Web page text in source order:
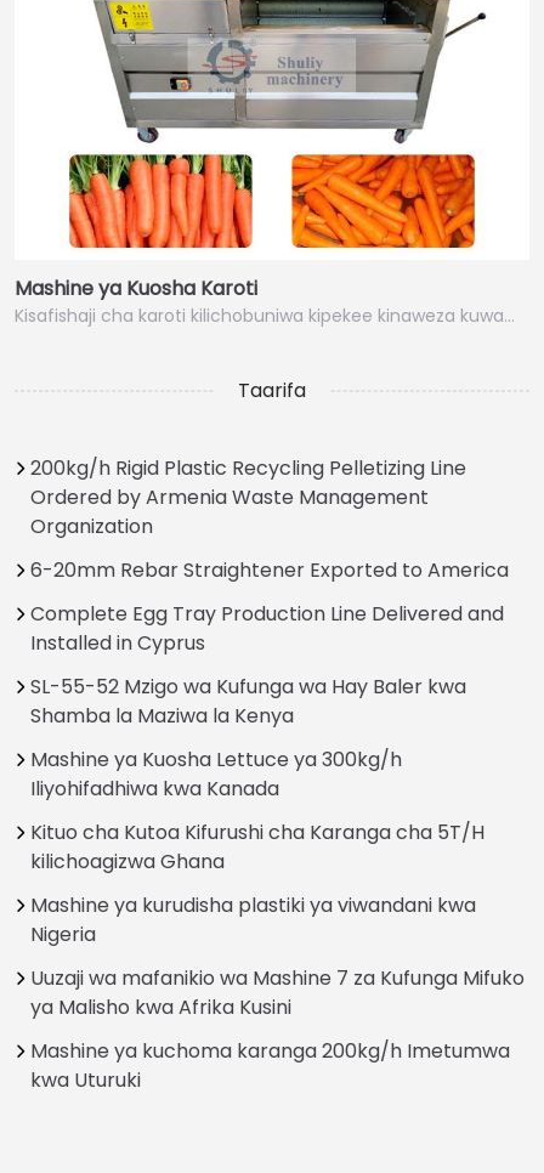
Mashine ya Kuosha Karoti
Kisafishaji cha karoti kilichobuniwa kipekee kinaweza kuwa…
Taarifa
200kg/h Rigid Plastic Recycling Pelletizing Line
Ordered by Armenia Waste Management
Organization
6-20mm Rebar Straightener Exported to America
Complete Egg Tray Production Line Delivered and
Installed in Cyprus
SL-55-52 Mzigo wa Kufunga wa Hay Baler kwa
Shamba la Maziwa la Kenya
Mashine ya Kuosha Lettuce ya 300kg/h
Iliyohifadhiwa kwa Kanada
Kituo cha Kutoa Kifurushi cha Karanga cha 5T/H
kilichoagizwa Ghana
Mashine ya kurudisha plastiki ya viwandani kwa
Nigeria
Uuzaji wa mafanikio wa Mashine 7 za Kufunga Mifuko
ya Malisho kwa Afrika Kusini
Mashine ya kuchoma karanga 200kg/h Imetumwa
kwa Uturuki